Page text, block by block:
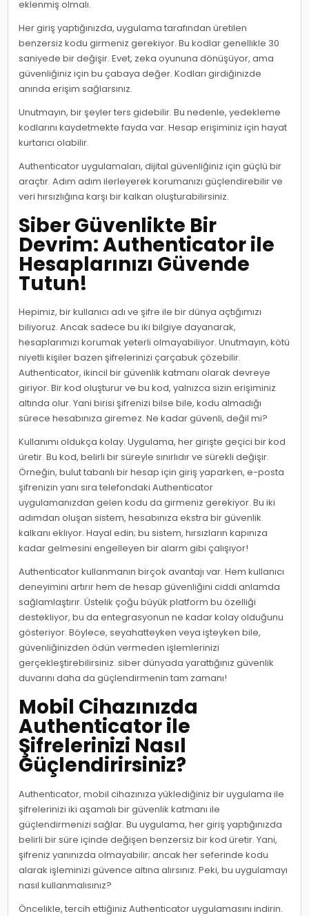
eklenmiş olmalı.
Her giriş yaptığınızda, uygulama tarafından üretilen
benzersiz kodu girmeniz gerekiyor. Bu kodlar genellikle 30
saniyede bir değişir. Evet, zeka oyununa dönüşüyor, ama
güvenliğiniz için bu çabaya değer. Kodları girdiğinizde
anında erişim sağlarsınız.
Unutmayın, bir şeyler ters gidebilir. Bu nedenle, yedekleme
kodlarını kaydetmekte fayda var. Hesap erişiminiz için hayat
kurtarıcı olabilir.
Authenticator uygulamaları, dijital güvenliğiniz için güçlü bir
araçtır. Adım adım ilerleyerek korumanızı güçlendirebilir ve
veri hırsızlığına karşı bir kalkan oluşturabilirsiniz.
Siber Güvenlikte Bir
Devrim: Authenticator ile
Hesaplarınızı Güvende
Tutun!
Hepimiz, bir kullanıcı adı ve şifre ile bir dünya açtığımızı
biliyoruz. Ancak sadece bu iki bilgiye dayanarak,
hesaplarımızı korumak yeterli olmayabiliyor. Unutmayın, kötü
niyetli kişiler bazen şifrelerinizi çarçabuk çözebilir.
Authenticator, ikincil bir güvenlik katmanı olarak devreye
giriyor. Bir kod oluşturur ve bu kod, yalnızca sizin erişiminiz
altında olur. Yani birisi şifrenizi bilse bile, kodu almadığı
sürece hesabınıza giremez. Ne kadar güvenli, değil mi?
Kullanımı oldukça kolay. Uygulama, her girişte geçici bir kod
üretir. Bu kod, belirli bir süreyle sınırlıdır ve sürekli değişir.
Örneğin, bulut tabanlı bir hesap için giriş yaparken, e-posta
şifrenizin yanı sıra telefondaki Authenticator
uygulamanızdan gelen kodu da girmeniz gerekiyor. Bu iki
adımdan oluşan sistem, hesabınıza ekstra bir güvenlik
kalkanı ekliyor. Hayal edin; bu sistem, hırsızların kapınıza
kadar gelmesini engelleyen bir alarm gibi çalışıyor!
Authenticator kullanmanın birçok avantajı var. Hem kullanıcı
deneyimini artırır hem de hesap güvenliğini ciddi anlamda
sağlamlaştırır. Üstelik çoğu büyük platform bu özelliği
destekliyor, bu da entegrasyonun ne kadar kolay olduğunu
gösteriyor. Böylece, seyahatteyken veya işteyken bile,
güvenliğinizden ödün vermeden işlemlerinizi
gerçekleştirebilirsiniz. siber dünyada yarattığınız güvenlik
duvarını daha da güçlendirmenin tam zamanı!
Mobil Cihazınızda
Authenticator ile
Şifrelerinizi Nasıl
Güçlendirirsiniz?
Authenticator, mobil cihazınıza yüklediğiniz bir uygulama ile
şifrelerinizi iki aşamalı bir güvenlik katmanı ile
güçlendirmenizi sağlar. Bu uygulama, her giriş yaptığınızda
belirli bir süre içinde değişen benzersiz bir kod üretir. Yani,
şifreniz yanınızda olmayabilir; ancak her seferinde kodu
alarak işleminizi güvence altına alırsınız. Peki, bu uygulamayı
nasıl kullanmalısınız?
Öncelikle, tercih ettiğiniz Authenticator uygulamasını indirin.